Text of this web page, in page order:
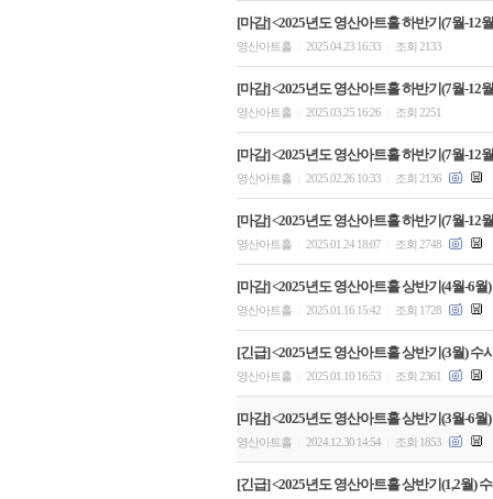
[마감] <2025년도 영산아트홀 하반기(7월-12
영산아트홀 2025.04.23 16:33 조회 2133
[마감] <2025년도 영산아트홀 하반기(7월-12
영산아트홀 2025.03.25 16:26 조회 2251
[마감] <2025년도 영산아트홀 하반기(7월-12
영산아트홀 2025.02.26 10:33 조회 2136
[마감] <2025년도 영산아트홀 하반기(7월-12
영산아트홀 2025.01.24 18:07 조회 2748
[마감] <2025년도 영산아트홀 상반기(4월-6월
영산아트홀 2025.01.16 15:42 조회 1728
[긴급] <2025년도 영산아트홀 상반기(3월) 수
영산아트홀 2025.01.10 16:53 조회 2361
[마감] <2025년도 영산아트홀 상반기(3월-6월
영산아트홀 2024.12.30 14:54 조회 1853
[긴급] <2025년도 영산아트홀 상반기(1,2월)